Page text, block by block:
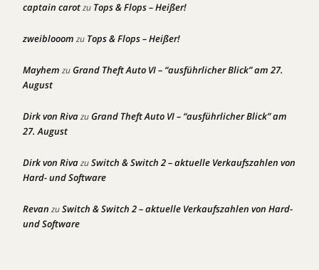
captain carotzu Tops & Flops – Heißer!
zweiblooom zu Tops & Flops – Heißer!
Mayhem zuGrand Theft Auto VI – “ausführlicher Blick” am 27.
August
Dirk von RivazuGrand Theft Auto VI – “ausführlicher Blick” am
27. August
Dirk von RivazuSwitch & Switch 2 – aktuelle Verkaufszahlen von
Hard- und Software
Revan zuSwitch & Switch 2 – aktuelle Verkaufszahlen von Hard-
und Software